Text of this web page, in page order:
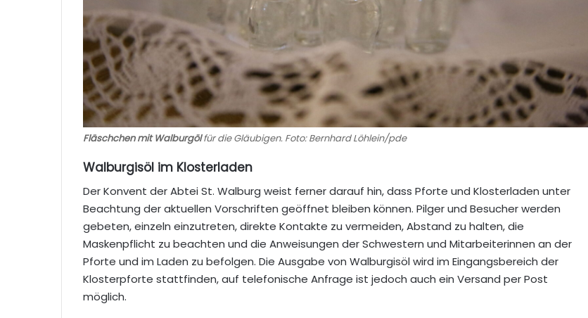
Fläschchen mit Walburgölfür die Gläubigen. Foto: Bernhard Löhlein/pde
Walburgisöl im Klosterladen
Der Konvent der Abtei St. Walburg weist ferner darauf hin, dass Pforte und Klosterladen unter
Beachtung der aktuellen Vorschriften geöffnet bleiben können. Pilger und Besucher werden
gebeten, einzeln einzutreten, direkte Kontakte zu vermeiden, Abstand zu halten, die
Maskenpflicht zu beachten und die Anweisungen der Schwestern und Mitarbeiterinnen an der
Pforte und im Laden zu befolgen. Die Ausgabe von Walburgisöl wird im Eingangsbereich der
Klosterpforte stattfinden, auf telefonische Anfrage ist jedoch auch ein Versand per Post
möglich.